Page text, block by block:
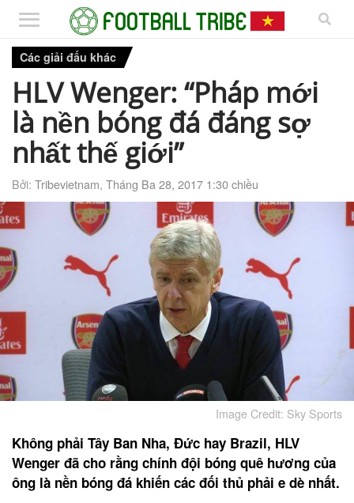
Các giải đấu khác
HLV Wenger: “Pháp mới
là nền bóng đá đáng sợ
nhất thế giới”
Bởi: Tribevietnam, Tháng Ba 28, 2017 1:30 chiều
Image Credit: Sky Sports
Không phải Tây Ban Nha, Đức hay Brazil, HLV
Wenger đã cho rằng chính đội bóng quê hương của
ông là nền bóng đá khiến các đối thủ phải e dè nhất.